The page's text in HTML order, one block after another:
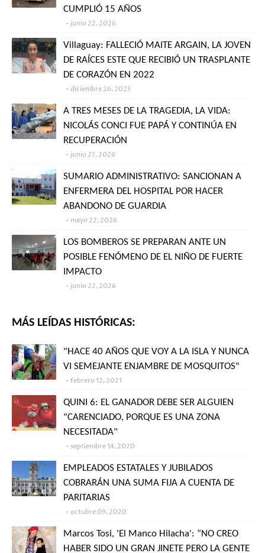
CUMPLIÓ 15 AÑOS
junio 22, 2026
Villaguay: FALLECIÓ MAITE ARGAIN, LA JOVEN
DE RAÍCES ESTE QUE RECIBIÓ UN TRASPLANTE
DE CORAZÓN EN 2022
diciembre 26, 2025
A TRES MESES DE LA TRAGEDIA, LA VIDA:
NICOLÁS CONCI FUE PAPÁ Y CONTINÚA EN
RECUPERACIÓN
junio 27, 2026
SUMARIO ADMINISTRATIVO: SANCIONAN A
ENFERMERA DEL HOSPITAL POR HACER
ABANDONO DE GUARDIA
mayo 22, 2026
LOS BOMBEROS SE PREPARAN ANTE UN
POSIBLE FENÓMENO DE EL NIÑO DE FUERTE
IMPACTO
junio 22, 2026
MÁS LEÍDAS HISTÓRICAS:
"HACE 40 AÑOS QUE VOY A LA ISLA Y NUNCA
VI SEMEJANTE ENJAMBRE DE MOSQUITOS"
febrero 12, 2021
QUINI 6: EL GANADOR DEBE SER ALGUIEN
"CARENCIADO, PORQUE ES UNA ZONA
NECESITADA"
septiembre 14, 2020
EMPLEADOS ESTATALES Y JUBILADOS
COBRARÁN UNA SUMA FIJA A CUENTA DE
PARITARIAS
octubre 09, 2020
Marcos Tosi, 'El Manco Hilacha': “NO CREO
HABER SIDO UN GRAN JINETE PERO LA GENTE